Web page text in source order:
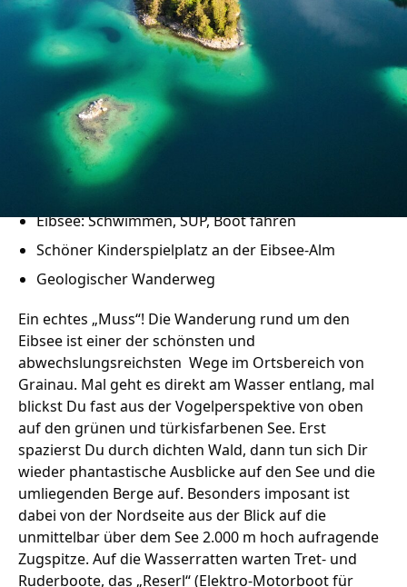
Newsletter
Zeit fürs Oberland
mit beeindruckenden Ausblicken
Einkehrmöglichkeiten:
Eibsee-Hotel (nur für Hotelgäste!), kein Ruhetag,
Am Eibsee, Tel. +49(0)8821/98810
Eibsee-Pavillon, Am Eibsee, Tel. +49(0)8821/8913
Eibsee-Alm, Am Eibsee, Tel. +49(0)8821/82411
Besonderheiten:
Eibsee: Schwimmen, SUP, Boot fahren
Schöner Kinderspielplatz an der Eibsee-Alm
Geologischer Wanderweg
Ein echtes „Muss“! Die Wanderung rund um den
Eibsee ist einer der schönsten und
abwechslungsreichsten Wege im Ortsbereich von
Grainau. Mal geht es direkt am Wasser entlang, mal
blickst Du fast aus der Vogelperspektive von oben
auf den grünen und türkisfarbenen See. Erst
spazierst Du durch dichten Wald, dann tun sich Dir
wieder phantastische Ausblicke auf den See und die
umliegenden Berge auf. Besonders imposant ist
dabei von der Nordseite aus der Blick auf die
unmittelbar über dem See 2.000 m hoch aufragende
Zugspitze. Auf die Wasserratten warten Tret- und
Ruderboote, das „Reserl“ (Elektro-Motorboot für